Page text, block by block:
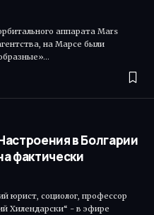
аппарата Mars
на Марсе были
в Болгарии
фактически
юрист, социолог, профессор
Хилендарски“ - в эфире